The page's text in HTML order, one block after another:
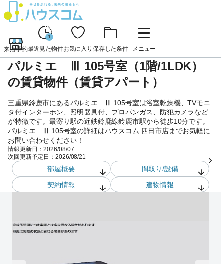
来店予約
1
最近見た物件お気に入り 保存した条件 メニュー
パルミエ Ⅲ 105号室（1階/1LDK）
の賃貸物件（賃貸アパート）
三重県鈴鹿市にあるパルミエ Ⅲ 105号室は浴室乾燥機、TVモニ
タ付インターホン、照明器具付、プロパンガス、防犯カメラなど
が特徴です。最寄り駅の近鉄鈴鹿線鈴鹿市駅から徒歩10分です。
パルミエ Ⅲ 105号室の詳細はハウスコム 四日市店までお気軽に
お問い合わせください！
情報更新日： 2026/08/07
次回更新予定日： 2026/08/21
部屋概要
間取り/設備
契約情報
建物情報